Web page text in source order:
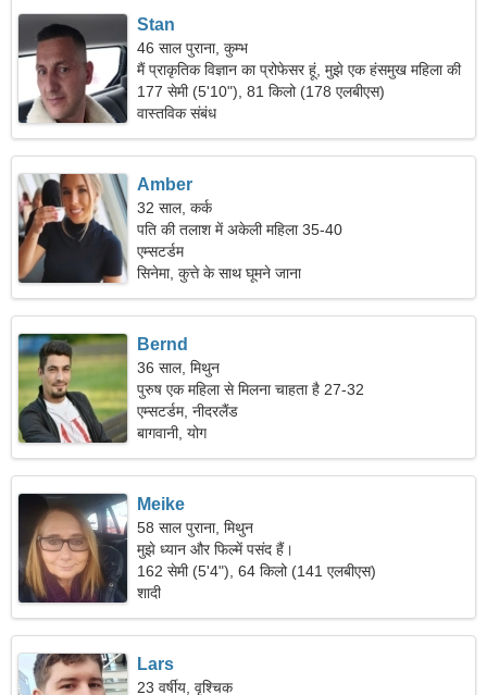
Stan
46 साल पुराना, कुम्भ
मैं प्राकृतिक विज्ञान का प्रोफेसर हूं, मुझे एक हंसमुख महिला की
जरूरत है।
177 सेमी (5'10"), 81 किलो (178 एलबीएस)
वास्तविक संबंध
Amber
32 साल, कर्क
पति की तलाश में अकेली महिला 35-40
एम्सटर्डम
सिनेमा, कुत्ते के साथ घूमने जाना
Bernd
36 साल, मिथुन
पुरुष एक महिला से मिलना चाहता है 27-32
एम्सटर्डम, नीदरलैंड
बागवानी, योग
Meike
58 साल पुराना, मिथुन
मुझे ध्यान और फिल्में पसंद हैं।
162 सेमी (5'4"), 64 किलो (141 एलबीएस)
शादी
Lars
23 वर्षीय, वृश्चिक